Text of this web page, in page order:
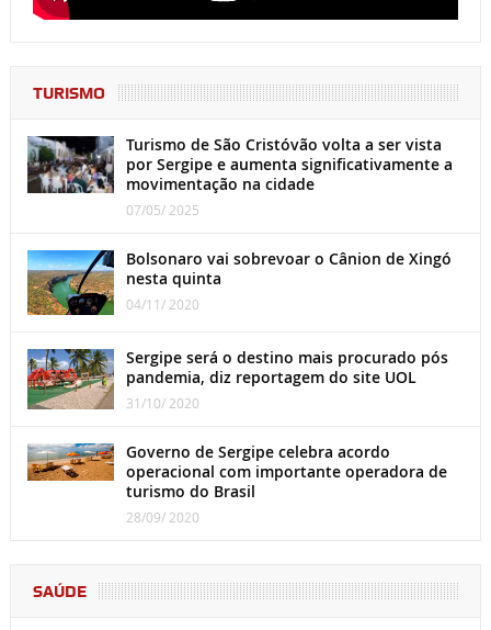
TURISMO
Turismo de São Cristóvão volta a ser vista
por Sergipe e aumenta significativamente a
movimentação na cidade
07/05/ 2025
Bolsonaro vai sobrevoar o Cânion de Xingó
nesta quinta
04/11/ 2020
Sergipe será o destino mais procurado pós
pandemia, diz reportagem do site UOL
31/10/ 2020
Governo de Sergipe celebra acordo
operacional com importante operadora de
turismo do Brasil
28/09/ 2020
SAÚDE